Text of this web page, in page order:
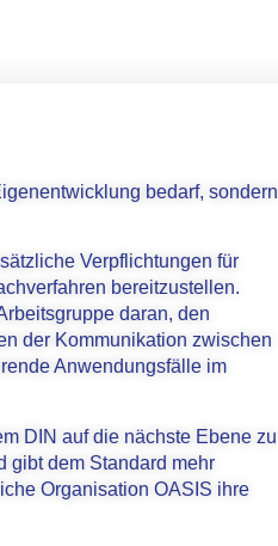
bedarf, sondern
Verpflichtungen für
bereitzustellen.
daran, den
der Kommunikation zwischen
Anwendungsfälle im
DIN auf die nächste Ebene zu
gibt dem Standard mehr
Organisation OASIS ihre